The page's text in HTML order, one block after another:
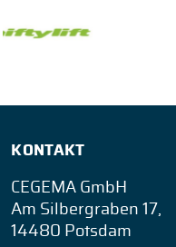
KONTAKT
CEGEMA GmbH
Am Silbergraben 17,
14480 Potsdam